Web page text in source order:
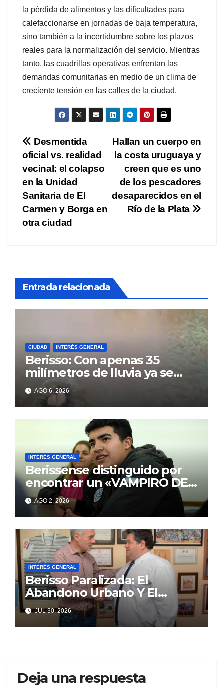
la pérdida de alimentos y las dificultades para
calefaccionarse en jornadas de baja temperatura,
sino también a la incertidumbre sobre los plazos
reales para la normalización del servicio. Mientras
tanto, las cuadrillas operativas enfrentan las
demandas comunitarias en medio de un clima de
creciente tensión en las calles de la ciudad.
Navegación
de
entradas
Hallan un cuerpo en
la costa uruguaya y
creen que es uno
de los pescadores
desaparecidos en el
Río de la Plata
Desmentida
oficial vs. realidad
vecinal: el colapso
en la Unidad
Sanitaria de El
Carmen y Borga en
otra ciudad
Entrada relacionada
CIUDAD INTERÉS GENERAL
Berisso: Con apenas 35
milímetros de lluvia ya se
sienten los problemas
AGO 6, 2026
INTERÉS GENERAL
Berissense distinguido por
encontrar un «VAMPIRO DE
MAR»
AGO 2, 2026
INTERÉS GENERAL
Berisso Paralizada: El
Abandono Urbano Y El
Despilfarro Político Repiten
Una Vieja Historia De
Ineficiencia
JUL 30, 2026
Deja una respuesta